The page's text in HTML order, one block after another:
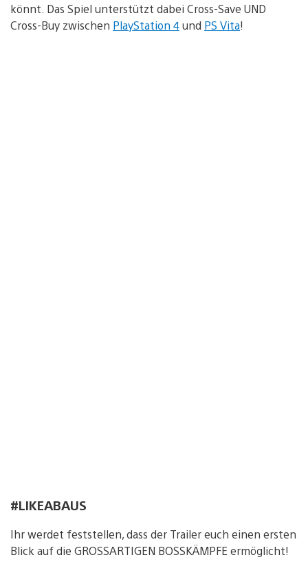
könnt. Das Spiel unterstützt dabei Cross-Save UND
Cross-Buy zwischen PlayStation 4und PS Vita!
#LIKEABAUS
Ihr werdet feststellen, dass der Trailer euch einen ersten
Blick auf die GROSSARTIGEN BOSSKÄMPFE ermöglicht!